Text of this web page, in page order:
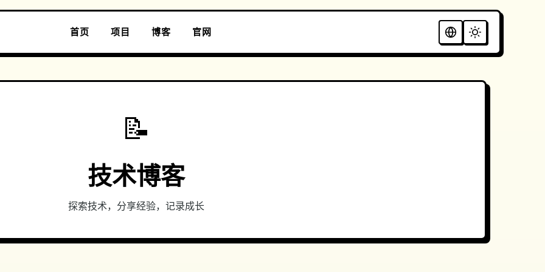
首页 项目 博客 官网
📝
技术博客
探索技术，分享经验，记录成长